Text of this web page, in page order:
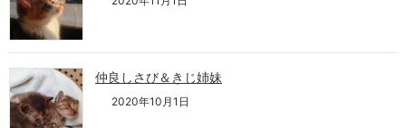
仲良しさび＆きじ姉妹
2020年10月1日